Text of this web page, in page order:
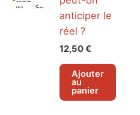
anticiper le
réel ?
12,50€
Ajouter
au
panier